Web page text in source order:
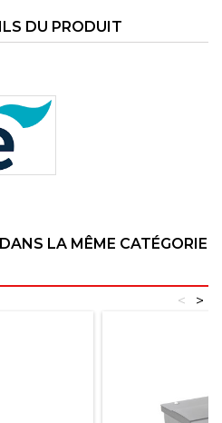
DU PRODUIT
LA MÊME CATÉGORIE
>
<